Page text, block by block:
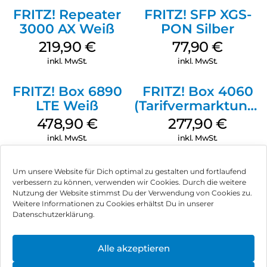
Um unsere Website für Dich optimal zu gestalten und fortlaufend
verbessern zu können, verwenden wir Cookies. Durch die weitere
Nutzung der Website stimmst Du der Verwendung von Cookies zu.
Weitere Informationen zu Cookies erhältst Du in unserer
Datenschutzerklärung.
Alle akzeptieren
FRITZ! Repeater
3000 AX Weiß
219,90 €
inkl. MwSt.
FRITZ! SFP XGS-
PON Silber
77,90€
inkl. MwSt.
FRITZ! Box 6890
LTE Weiß
478,90 €
inkl. MwSt.
FRITZ! Box 4060
(Tarifvermarktung)
Weiß
277,90€
inkl. MwSt.
Impressum